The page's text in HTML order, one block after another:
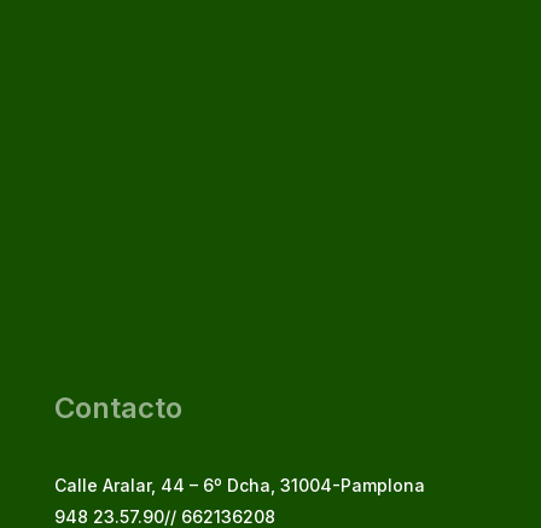
Contacto
Calle Aralar, 44 – 6º Dcha, 31004-Pamplona
948 23.57.90// 662136208